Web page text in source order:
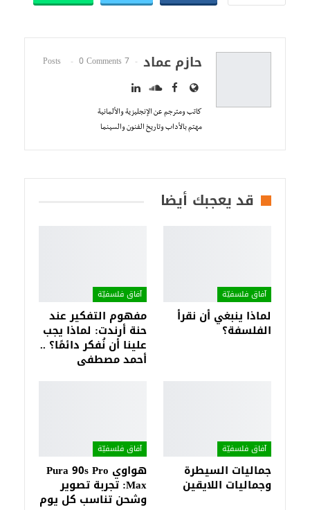
حازم عماد 7 Posts
0 Comments
كاتب ومترجم عن الإنجليزية والألمانية
مهتم بالأداب وتاريخ الفنون والسينما
قد يعجبك أيضا
آفاق فلسفيّة‎
لماذا ينبغي أن نقرأ
الفلسفة؟
آفاق فلسفيّة‎
مفهوم التفكير عند
حنة أرندت: لماذا يجب
علينا أن نُفكر دائمًا؟ ..
أحمد مصطفى
آفاق فلسفيّة‎
جماليات السيطرة
وجماليات اللايقين
آفاق فلسفيّة‎
هواوي Pura 90s Pro
Max: تجربة تصوير
وشحن تناسب كل يوم